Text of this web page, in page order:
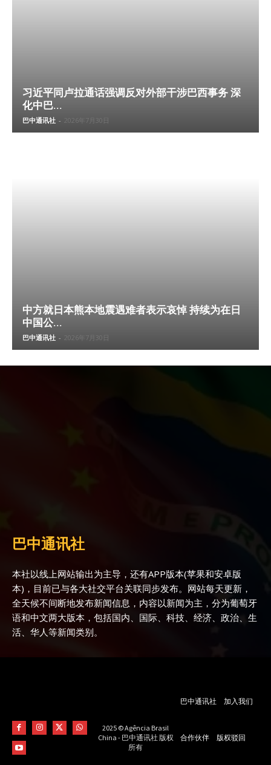
习近平同卢拉通话强调反对外部干涉巴西事务 深
化中巴...
巴中通讯社 - 2026年7月30日
中方就日本熊本地震遇难者表示哀悼 持续为在日
中国公...
巴中通讯社 - 2026年7月30日
巴中通讯社
本社以线上网站输出为主导，还有APP版本(苹果和安卓版
本)，目前已与各大社交平台关联同步发布。网站每天更新，
全天候不间断地发布新闻信息，内容以新闻为主，分为葡萄牙
语和中文两大版本，包括国内、国际、科技、经济、政治、生
活、华人等新闻类别。
2025 © Agência Brasil
China - 巴中通讯社 版权
所有
巴中通讯社 加入我们
合作伙伴 版权驳回